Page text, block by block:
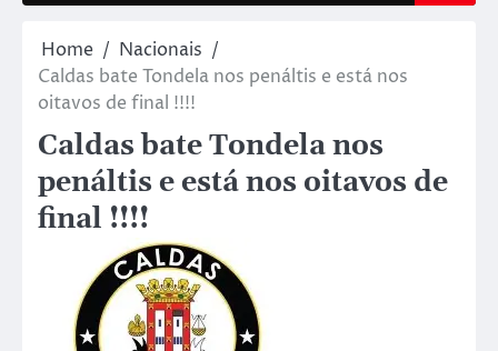
Home
Nacionais
Caldas bate Tondela nos penáltis e está nos
oitavos de final !!!!
Caldas bate Tondela nos
penáltis e está nos oitavos de
final !!!!